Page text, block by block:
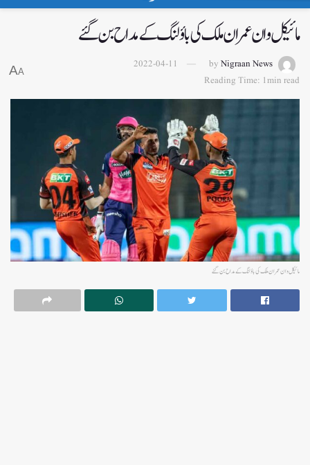
مائیکل وان عمران ملک کی باؤلنگ کے مداح بن گئے
by Nigraan News
2022-04-11
Reading Time: 1min read
A
A
مائیکل وان عمران ملک کی باؤلنگ کے مداح بن گئے